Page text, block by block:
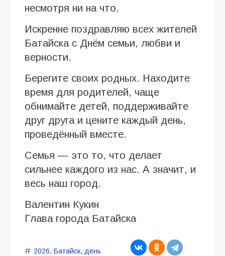
несмотря ни на что.
Искренне поздравляю всех жителей
Батайска с Днём семьи, любви и
верности.
Берегите своих родных. Находите
время для родителей, чаще
обнимайте детей, поддерживайте
друг друга и цените каждый день,
проведённый вместе.
Семья — это то, что делает
сильнее каждого из нас. А значит, и
весь наш город.
Валентин Кукин
Глава города Батайска
2026, Батайск, день